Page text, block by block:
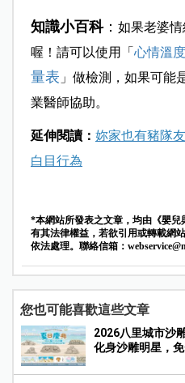
知識小百科： 如果老婆
喔！請可以使用「 心情溫
量表 」做檢測，如果可能
業醫師協助。
延伸閱讀： 妳家也有豬隊
白目行為
*本網站所發表之文章，均由《嬰
有其法律權益，若欲引用或轉載網
依法處理。聯絡信箱：
您也可能喜歡這些文章
2026八里城市沙
化身沙雕明星，